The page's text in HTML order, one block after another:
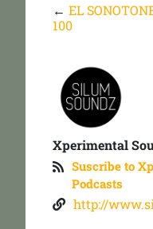
← EL
100
Xperimental
Suscribe to
Podcasts
http://